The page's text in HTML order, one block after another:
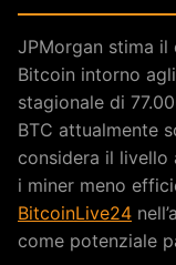
JPMorgan stima
Bitcoin intorno agli
stagionale di
BTC attualmente
considera il livello
i miner meno
BitcoinLive24
come potenziale